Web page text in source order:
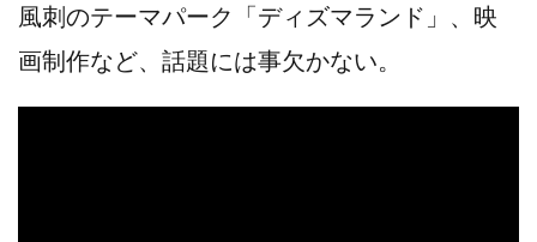
風刺のテーマパーク「ディズマランド」、映
画制作など、話題には事欠かない。